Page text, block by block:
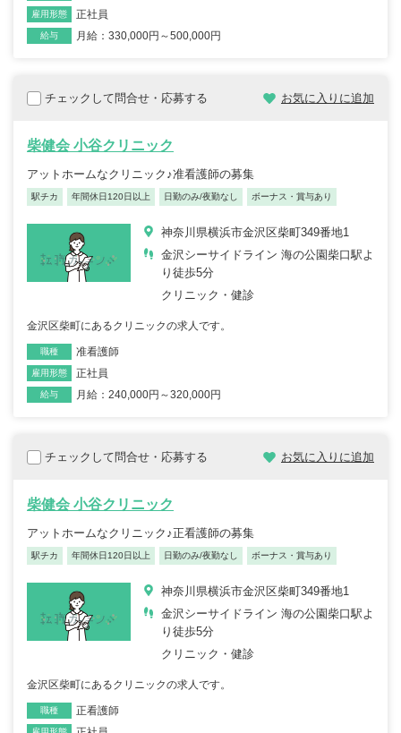
雇用形態 正社員
給与 月給：330,000円～500,000円
チェックして問合せ・応募する お気に入りに追加
柴健会 小谷クリニック
アットホームなクリニック♪准看護師の募集
駅チカ 年間休日120日以上 日勤のみ/夜勤なし ボーナス・賞与あり
神奈川県横浜市金沢区柴町349番地1
金沢シーサイドライン 海の公園柴口駅よ
り徒歩5分
クリニック・健診
金沢区柴町にあるクリニックの求人です。
職種 准看護師
雇用形態 正社員
給与 月給：240,000円～320,000円
チェックして問合せ・応募する お気に入りに追加
柴健会 小谷クリニック
アットホームなクリニック♪正看護師の募集
駅チカ 年間休日120日以上 日勤のみ/夜勤なし ボーナス・賞与あり
神奈川県横浜市金沢区柴町349番地1
金沢シーサイドライン 海の公園柴口駅よ
り徒歩5分
クリニック・健診
金沢区柴町にあるクリニックの求人です。
職種 正看護師